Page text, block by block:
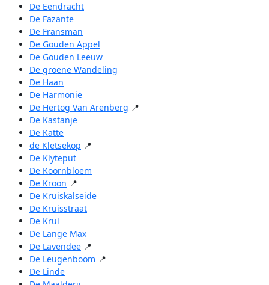
De Eendracht
De Fazante
De Fransman
De Gouden Appel
De Gouden Leeuw
De groene Wandeling
De Haan
De Harmonie
De Hertog Van Arenberg 📍
De Kastanje
De Katte
de Kletsekop 📍
De Klyteput
De Koornbloem
De Kroon 📍
De Kruiskalseide
De Kruisstraat
De Krul
De Lange Max
De Lavendee 📍
De Leugenboom 📍
De Linde